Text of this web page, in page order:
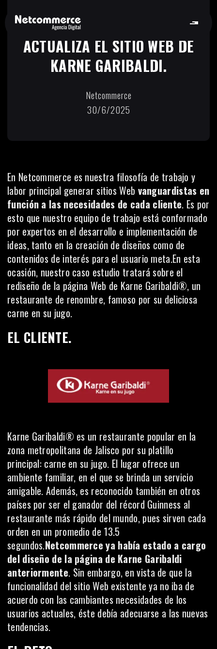
NETCOMMERCE REDISEÑA Y
ACTUALIZA EL SITIO WEB DE
KARNE GARIBALDI.
Netcommerce
30/6/2025
En Netcommerce es nuestra filosofía de trabajo y
labor principal generar sitios Web vanguardistas en
función a las necesidades de cada cliente. Es por
esto que nuestro equipo de trabajo está conformado
por expertos en el desarrollo e implementación de
ideas, tanto en la creación de diseños como de
contenidos de interés para el usuario meta.En esta
ocasión, nuestro caso estudio tratará sobre el
rediseño de la página Web de Karne Garibaldi®, un
restaurante de renombre, famoso por su deliciosa
carne en su jugo.
EL CLIENTE.
Karne Garibaldi® es un restaurante popular en la
zona metropolitana de Jalisco por su platillo
principal: carne en su jugo. El lugar ofrece un
ambiente familiar, en el que se brinda un servicio
amigable. Además, es reconocido también en otros
países por ser el ganador del récord Guinness al
restaurante más rápido del mundo, pues sirven cada
orden en un promedio de 13.5
segundos.Netcommerce ya había estado a cargo
del diseño de la página de Karne Garibaldi
anteriormente. Sin embargo, en vista de que la
funcionalidad del sitio Web existente ya no iba de
acuerdo con las cambiantes necesidades de los
usuarios actuales, éste debía adecuarse a las nuevas
tendencias.